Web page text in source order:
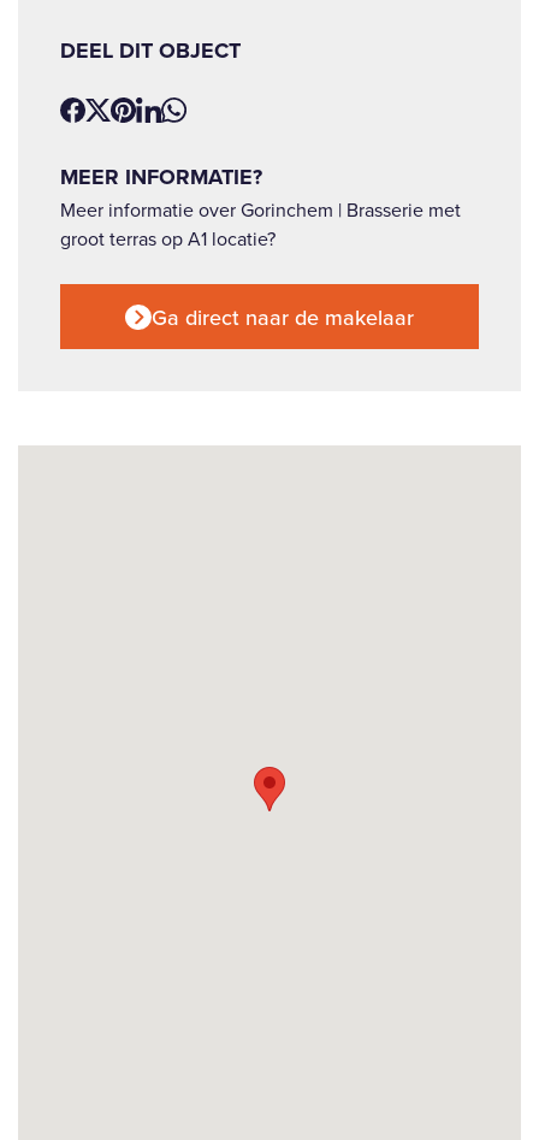
DEEL DIT OBJECT
MEER INFORMATIE?
Meer informatie over Gorinchem | Brasserie met
groot terras op A1 locatie?
Ga direct naar de makelaar